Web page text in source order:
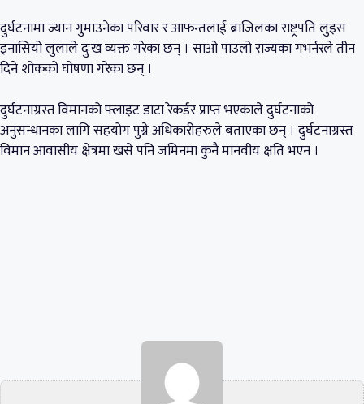
दुर्घटनामा ज्यान गुमाउनेका परिवार र आफन्तलाई ब्राजिलका राष्ट्रपति लुइस
इनासियो लुलाले दुःख व्यक्त गरेका छन् । साओ पाउलो राज्यका गभर्नरले तीन
दिने शोकको घोषणा गरेका छन् ।
दुर्घटनाग्रस्त विमानको फ्लाइट डाटा रेकर्डर प्राप्त भएकाले दुर्घटनाको
अनुसन्धानका लागि सहयोग पुग्ने अधिकारीहरुले बताएका छन् । दुर्घटनाग्रस्त
विमान आवासीय क्षेत्रमा खसे पनि जमिनमा कुनै मानवीय क्षति भएन ।